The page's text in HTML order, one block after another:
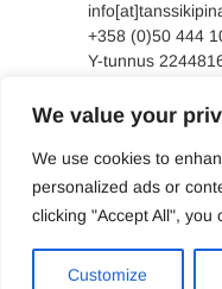
We value your
We use cookies to
personalized ads or
clicking "Accept All", you
Customize
+358 (0)50 444
Y-tunnus